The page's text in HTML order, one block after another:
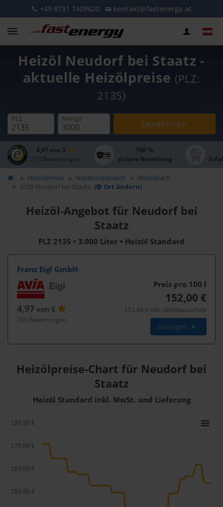
+49 8731 7409620 kontakt@fastenergy.at
Heizöl Neudorf bei Staatz -
aktuelle Heizölpreise (PLZ:
2135)
PLZ Menge berechnen
4,97 von 5
273 Bewertungen
100 %
sichere Bezahlung
Heizölpreise Niederösterreich
Mistelbach
2135 Neudorf bei Staatz ( Ort ändern)
Heizöl-Angebot für Neudorf bei
Staatz
PLZ 2135 • 3.000 Liter • Heizöl Standard
Franz Eigl GmbH
4,97von 5
103 Bewertungen
Preis pro 100 l
152,00 €
153,40 € inkl. Abfüllpauschale
anzeigen
Heizölpreise-Chart für Neudorf bei
Staatz
Heizöl Standard inkl. MwSt. und Lieferung
150,00 €
160,00 €
170,00 €
180,00 €